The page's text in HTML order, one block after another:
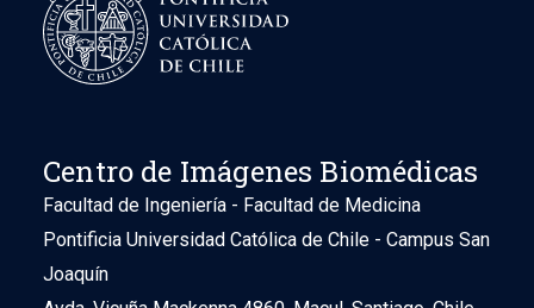
Centro de Imágenes Biomédicas
Facultad de Ingeniería - Facultad de Medicina
Pontificia Universidad Católica de Chile - Campus San
Joaquín